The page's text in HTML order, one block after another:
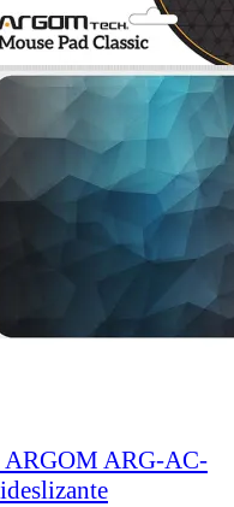
ARGOM ARG-AC-